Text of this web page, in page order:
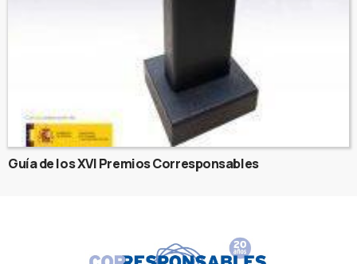
Guía de los XVI Premios Corresponsables